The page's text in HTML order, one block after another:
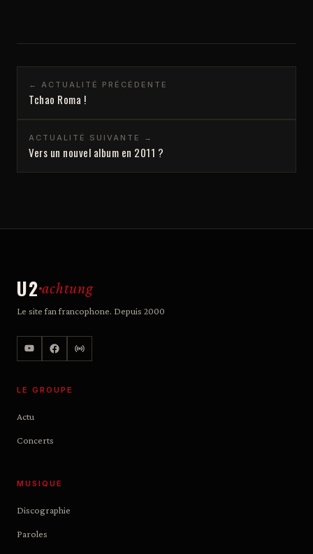
← ACTUALITÉ PRÉCÉDENTE
Tchao Roma !
ACTUALITÉ SUIVANTE →
Vers un nouvel album en 2011 ?
U2 achtung
Le site fan francophone. Depuis 2000
LE GROUPE
Actu
Concerts
MUSIQUE
Discographie
Paroles